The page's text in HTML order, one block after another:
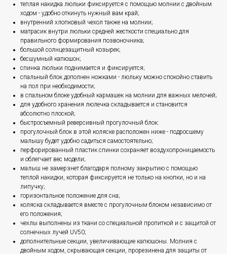
теплая накидка люльки фиксируется с помощью молнии с двойным
ходом - удобно откинуть нужный вам край;
внутренний хлопковый чехол также на молнии;
матрасик внутри люльки средней жесткости специально для
правильного формирования позвоночника;
большой солнцезащитный козырек;
бесшумный капюшон;
спинка люльки поднимается и фиксируется;
спальный блок дополнен ножками - люльку можно спокойно ставить
на пол при необходимости;
в спальном блоке удобный кармашек на молнии для важных мелочей;
для удобного хранения люлечка складывается и становится
абсолютно плоской;
быстросъемный реверсивный прогулочный блок:
прогулочный блок в этой коляске расположен ниже - подросшему
малышу будет удобно садиться самостоятельно;
перфорированный пластик спинки сохраняет воздухопроницаемость
и облегчает вес модели;
малыш не замерзнет благодаря полному закрытию с помощью
теплой накидки, которая фиксируется не только на кнопки, но и на
липучку;
горизонтальное положение для сна;
коляска складывается вместе с прогулочным блоком независимо от
его положения;
чехлы выполнены из ткани со специальной пропиткой и с защитой от
солнечных лучей UV50;
дополнительные секции, увеличивающие капюшоны. Молния с
двойным ходом, скрывающая секции, прорезинена для защиты от